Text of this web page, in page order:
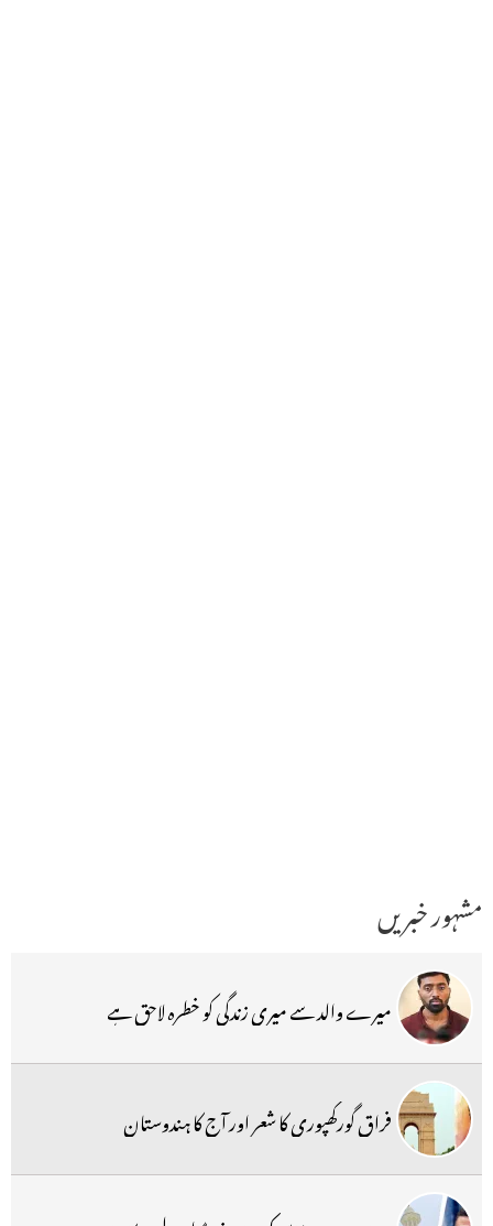
مشہور خبریں
میرے والد سے میری زندگی کو خطرہ لاحق ہے
فراق گورکھپوری کا شعر اور آج کا ہندوستان